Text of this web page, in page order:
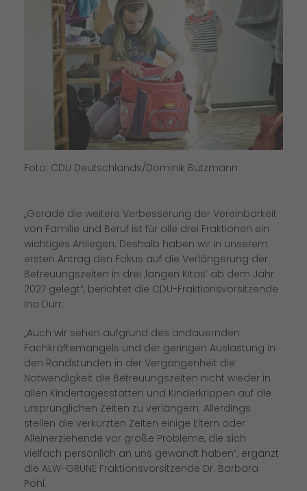
Foto: CDU Deutschlands/Dominik Butzmann
Gerade die weitere Verbesserung der Vereinbarkeit
von Familie und Beruf ist für alle drei Fraktionen ein
wichtiges Anliegen. Deshalb haben wir in unserem
ersten Antrag den Fokus auf die Verlängerung der
Betreuungszeiten in drei ‚langen Kitas‘ ab dem Jahr
2027 gelegt“, berichtet die CDU-Fraktionsvorsitzende
Ina Dürr.
Auch wir sehen aufgrund des andauernden
Fachkräftemangels und der geringen Auslastung in
den Randstunden in der Vergangenheit die
Notwendigkeit die Betreuungszeiten nicht wieder in
allen Kindertagesstätten und Kinderkrippen auf die
ursprünglichen Zeiten zu verlängern. Allerdings
stellen die verkürzten Zeiten einige Eltern oder
Alleinerziehende vor große Probleme, die sich
vielfach persönlich an uns gewandt haben“, ergänzt
die ALW-GRÜNE Fraktionsvorsitzende Dr. Barbara
Pohl.